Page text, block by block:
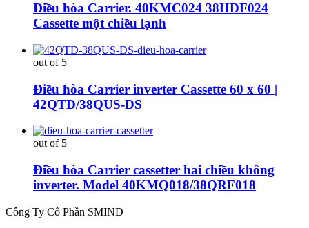
Điều hòa Carrier. 40KMC024 38HDF024
Cassette một chiều lạnh
out of 5
Điều hòa Carrier inverter Cassette 60 x 60 |
42QTD/38QUS-DS
out of 5
Điều hòa Carrier cassetter hai chiều không
inverter. Model 40KMQ018/38QRF018
Công Ty Cổ Phần SMIND